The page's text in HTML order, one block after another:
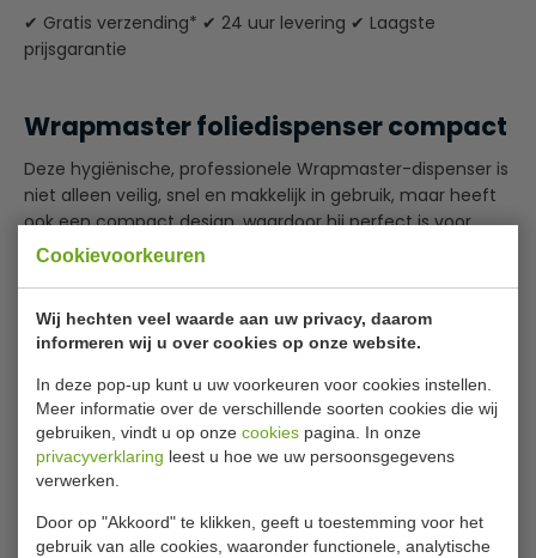
Cookievoorkeuren
Wij hechten veel waarde aan uw privacy, daarom
informeren wij u over cookies op onze website.
In deze pop-up kunt u uw voorkeuren voor cookies instellen.
Meer informatie over de verschillende soorten cookies die wij
gebruiken, vindt u op onze cookies pagina. In onze
privacyverklaring leest u hoe we uw persoonsgegevens
verwerken.
Door op "Akkoord" te klikken, geeft u toestemming voor het
gebruik van alle cookies, waaronder functionele, analytische
✔ Gratis verzending* ✔ 24 uur levering ✔ Laagste
prijsgarantie
Wrapmaster foliedispenser compact
Deze hygiënische, professionele Wrapmaster-dispenser is
niet alleen veilig, snel en makkelijk in gebruik, maar heeft
ook een compact design, waardoor hij perfect is voor
keukens met beperkte ruimte.
Voor lich gebruik
Hygiënisch
Compacte vorm
Verwart niet
Eenvoudige te gebruiken en veilig mes
Geschikt voor vershoudfolie CB624
Lees meer
Specificaties
H x B x D
6.8 x 36.3 x 9 cm